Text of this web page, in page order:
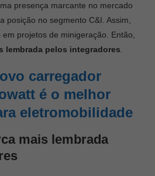
presença marcante no mercado
posição no segmento C&I. Assim,
projetos de minigeração. Então,
lembrada pelos integradores
carregador
é o melhor
eletromobilidade
mais lembrada